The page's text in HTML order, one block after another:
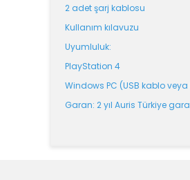
2 adet şarj kablosu
Kullanım kılavuzu
Uyumluluk:
PlayStation 4
Windows PC (USB kablo
Garan: 2 yıl Auris Türkiye